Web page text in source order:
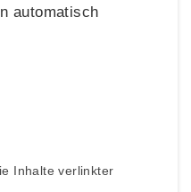
automatisch
Inhalte verlinkter